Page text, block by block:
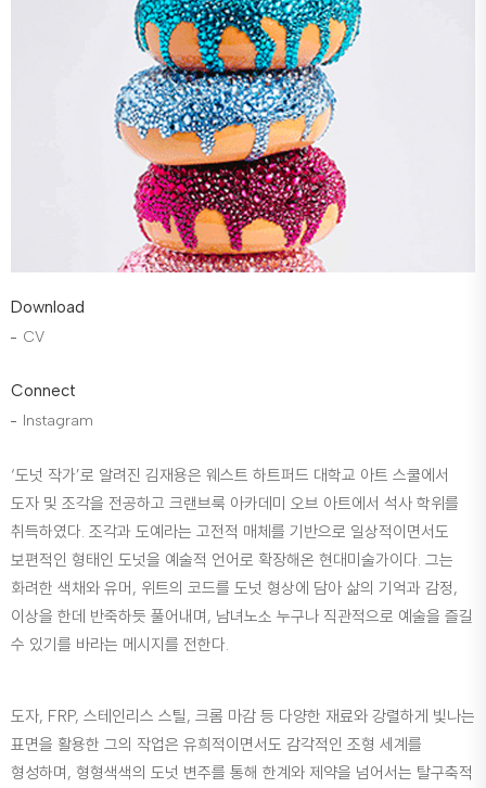
Download
CV
Connect
Instagram
‘도넛 작가’로 알려진 김재용은 웨스트 하트퍼드 대학교 아트 스쿨에서
도자 및 조각을 전공하고 크랜브룩 아카데미 오브 아트에서 석사 학위를
취득하였다. 조각과 도예라는 고전적 매체를 기반으로 일상적이면서도
보편적인 형태인 도넛을 예술적 언어로 확장해온 현대미술가이다. 그는
화려한 색채와 유머, 위트의 코드를 도넛 형상에 담아 삶의 기억과 감정,
이상을 한데 반죽하듯 풀어내며, 남녀노소 누구나 직관적으로 예술을 즐길
수 있기를 바라는 메시지를 전한다.
도자, FRP, 스테인리스 스틸, 크롬 마감 등 다양한 재료와 강렬하게 빛나는
표면을 활용한 그의 작업은 유희적이면서도 감각적인 조형 세계를
형성하며, 형형색색의 도넛 변주를 통해 한계와 제약을 넘어서는 탈구축적